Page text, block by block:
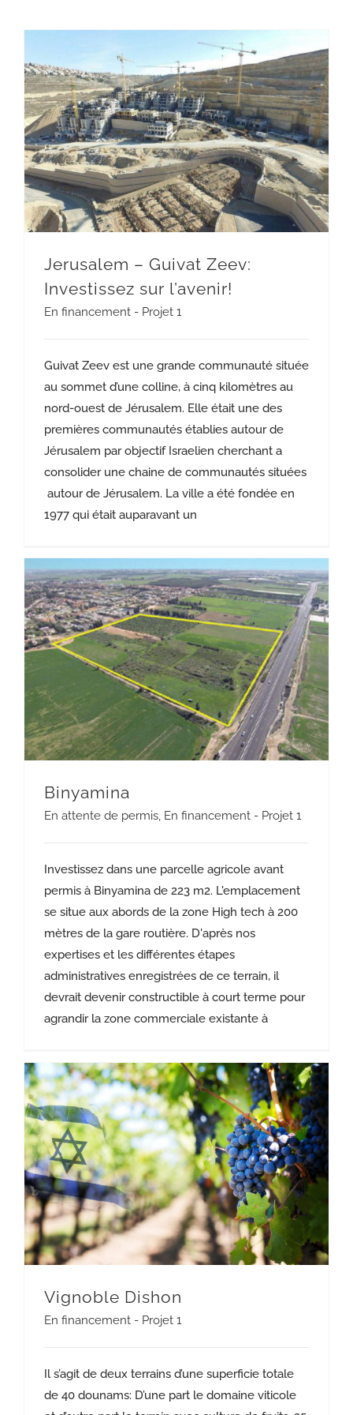
Jerusalem – Guivat Zeev:
Investissez sur l’avenir!
En financement - Projet 1
Guivat Zeev est une grande communauté située
au sommet d’une colline, à cinq kilomètres au
nord-ouest de Jérusalem. Elle était une des
premières communautés établies autour de
Jérusalem par objectif Israelien cherchant a
consolider une chaine de communautés situées
autour de Jérusalem. La ville a été fondée en
1977 qui était auparavant un
Binyamina
En attente de permis, En financement - Projet 1
Investissez dans une parcelle agricole avant
permis à Binyamina de 223 m2. L'emplacement
se situe aux abords de la zone High tech à 200
mètres de la gare routière. D'après nos
expertises et les différentes étapes
administratives enregistrées de ce terrain, il
devrait devenir constructible à court terme pour
agrandir la zone commerciale existante à
Vignoble Dishon
En financement - Projet 1
Il s’agit de deux terrains d’une superficie totale
de 40 dounams: D’une part le domaine viticole